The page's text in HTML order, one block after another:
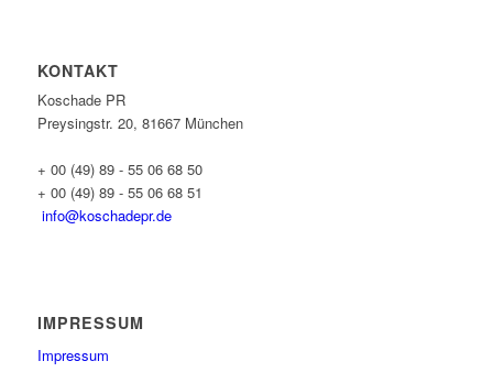
KONTAKT
Koschade PR
Preysingstr. 20, 81667 München
+ 00 (49) 89 - 55 06 68 50
+ 00 (49) 89 - 55 06 68 51
info@koschadepr.de
IMPRESSUM
Impressum